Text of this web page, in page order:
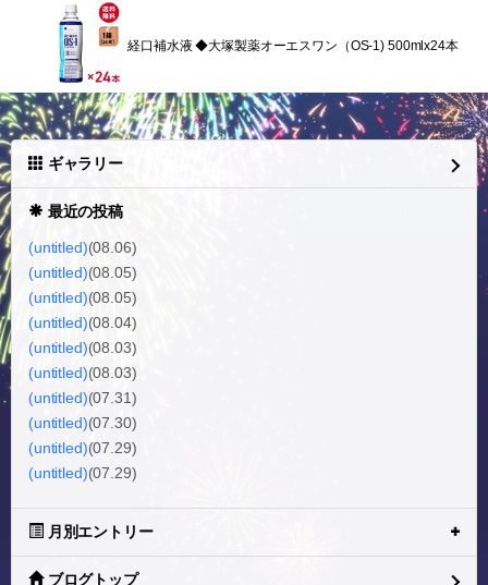
経口補水液 ◆大塚製薬オーエスワン（OS-1) 500mlx24本
ギャラリー
最近の投稿
(untitled)(08.06)
(untitled)(08.05)
(untitled)(08.05)
(untitled)(08.04)
(untitled)(08.03)
(untitled)(08.03)
(untitled)(07.31)
(untitled)(07.30)
(untitled)(07.29)
(untitled)(07.29)
月別エントリー
ブログトップ